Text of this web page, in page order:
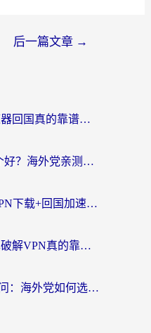
后一篇文章 →
海外党必看：免费加速器回国真的靠谱吗？3步教你选到好用的归雁替代
Quickback和六毫秒哪个好？海外党亲测：选对回国加速器，无缝刷剧办公不再愁
海外党别踩坑！永久VPN下载+回国加速器选择指南，无缝刷国内剧游戏支付
海外党避坑指南：安卓破解VPN真的靠谱吗？教你选对回国加速器无缝刷国内资源
翻回国内vpn 知乎都在问：海外党如何选对加速器，无缝刷剧打游戏？